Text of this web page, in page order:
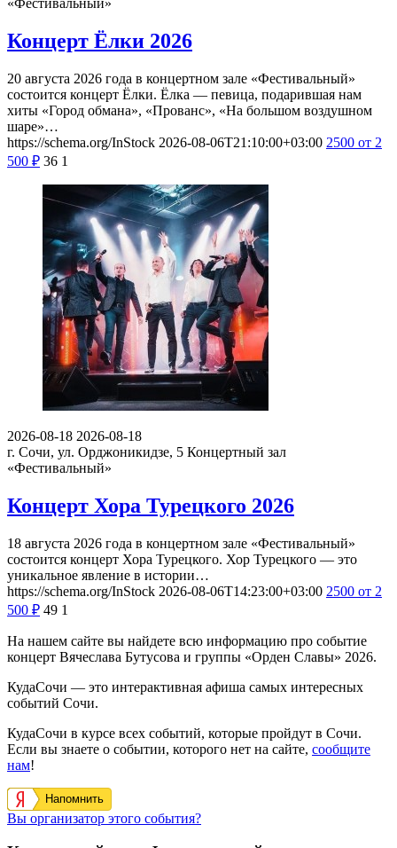
«Фестивальный»
Концерт Ёлки 2026
20 августа 2026 года в концертном зале «Фестивальный»
состоится концерт Ёлки. Ёлка — певица, подарившая нам
хиты «Город обмана», «Прованс», «На большом воздушном
шаре»…
https://schema.org/InStock 2026-08-06T21:10:00+03:00 2500 от 2
500 ₽ 36 1
2026-08-18 2026-08-18
г. Сочи, ул. Орджоникидзе, 5 Концертный зал
«Фестивальный»
Концерт Хора Турецкого 2026
18 августа 2026 года в концертном зале «Фестивальный»
состоится концерт Хора Турецкого. Хор Турецкого — это
уникальное явление в истории…
https://schema.org/InStock 2026-08-06T14:23:00+03:00 2500 от 2
500 ₽ 49 1
На нашем сайте вы найдете всю информацию про событие
концерт Вячеслава Бутусова и группы «Орден Славы» 2026.
КудаСочи — это интерактивная афиша самых интересных
событий Сочи.
КудаСочи в курсе всех событий, которые пройдут в Сочи.
Если вы знаете о событии, которого нет на сайте, сообщите
нам!
Напомнить
Вы организатор этого события?